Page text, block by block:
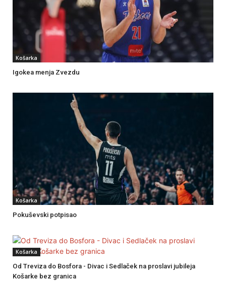
Košarka
Igokea menja Zvezdu
Košarka
Pokuševski potpisao
Košarka
Od Treviza do Bosfora - Divac i Sedlaček na proslavi jubileja
Košarke bez granica